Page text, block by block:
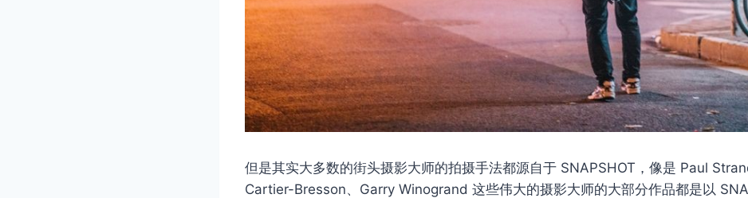
但是其实大多数的街头摄影大师的拍摄手法都源自于 SNAPSHOT，像是 Paul
Cartier-Bresson、Garry Winogrand 这些伟大的摄影大师的大部分作品都是以